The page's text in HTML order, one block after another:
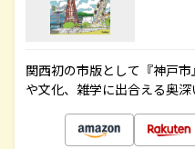
関西初の市版として『神戸
や文化、雑学に出合える奥